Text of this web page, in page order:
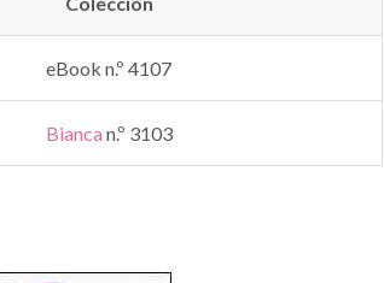
eBook n.º 4107
Bianca n.º 3103